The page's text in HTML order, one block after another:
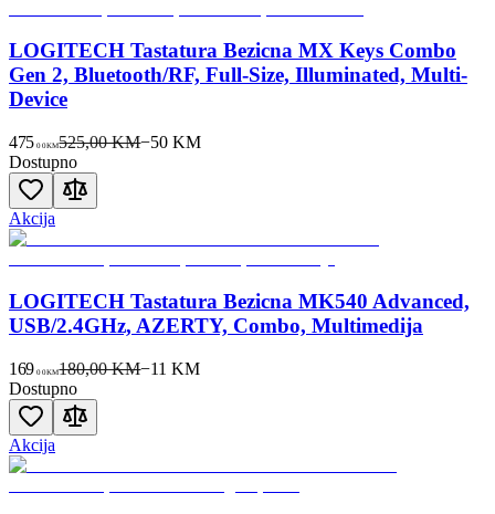
LOGITECH Tastatura Bezicna MX Keys Combo
Gen 2, Bluetooth/RF, Full-Size, Illuminated, Multi-
Device
475 00KM525,00 KM−50 KM
Dostupno
Akcija
LOGITECH Tastatura Bezicna MK540 Advanced,
USB/2.4GHz, AZERTY, Combo, Multimedija
169 00KM180,00 KM−11 KM
Dostupno
Akcija